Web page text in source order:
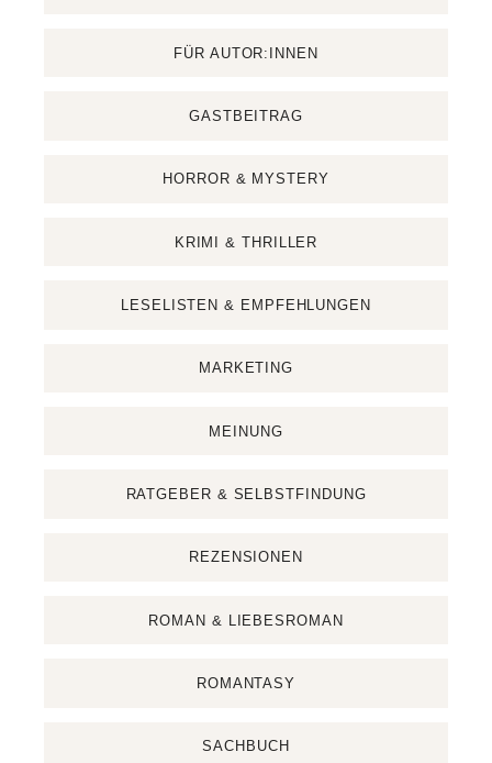
FÜR AUTOR:INNEN
GASTBEITRAG
HORROR & MYSTERY
KRIMI & THRILLER
LESELISTEN & EMPFEHLUNGEN
MARKETING
MEINUNG
RATGEBER & SELBSTFINDUNG
REZENSIONEN
ROMAN & LIEBESROMAN
ROMANTASY
SACHBUCH